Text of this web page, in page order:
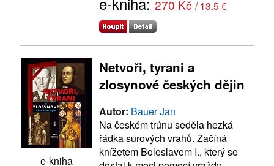
270 Kč / 13.5 €
e-kniha
Netvoři, tyrani a
zlosynové českých dějin
Autor: Bauer Jan
Na českém trůnu seděla hezká
řádka surových vrahů. Začíná
knížetem Boleslavem I., který se